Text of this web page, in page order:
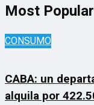
Most Popular
CONSUMO
CABA: un
alquila por